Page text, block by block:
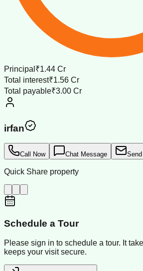
Principal ₹1.44 Cr
Total interest₹1.56 Cr
Total payable₹3.00 Cr
irfan
Call Now Chat Message Send
Quick Share property
Schedule a Tour
Please sign in to schedule a tour. It
keeps your visit secure.